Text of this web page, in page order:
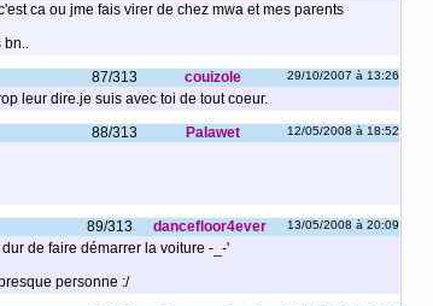
ca ou jme fais virer de chez mwa et mes parents
bn..
87/313 couizole 29/10/2007 à 13:26
leur dire.je suis avec toi de tout coeur.
88/313 Palawet 12/05/2008 à 18:52
89/313 dancefloor4ever 13/05/2008 à 20:09
de faire démarrer la voiture -_-'
personne :/